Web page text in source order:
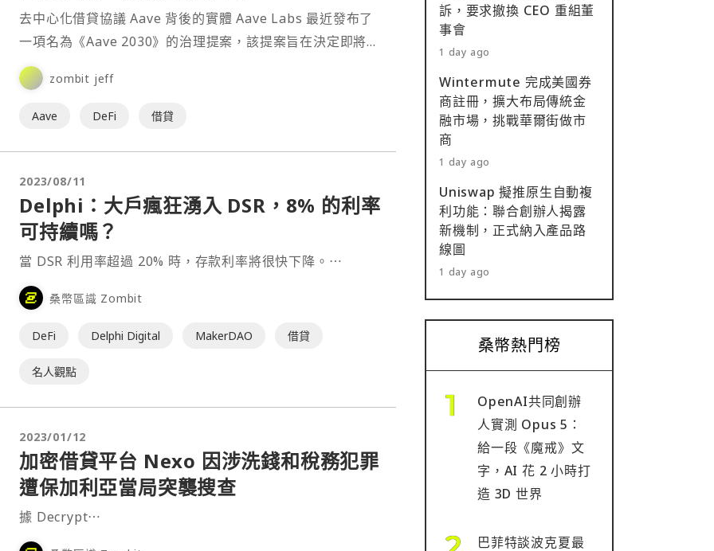
去中心化借貸協議 Aave 背後的實體 Aave Labs 最近發布了
一項名為《Aave 2030》的治理提案，該提案旨在決定即將推
出的 Aave V4 的構建方式，以及未來 Aave 協議的擴展路線。
⋯
zombit jeff
Aave DeFi 借貸
2023/08/11
Delphi：大戶瘋狂湧入 DSR，8% 的利率
可持續嗎？
當 DSR 利用率超過 20% 時，存款利率將很快下降。⋯
桑幣區識 Zombit
DeFi Delphi Digital MakerDAO 借貸
名人觀點
2023/01/12
加密借貸平台 Nexo 因涉洗錢和稅務犯罪
遭保加利亞當局突襲搜查
據 Decrypt⋯
訴，要求撤換 CEO 重組董
事會
1 day ago
Wintermute 完成美國券
商註冊，擴大布局傳統金
融市場，挑戰華爾街做市
商
1 day ago
Uniswap 擬推原生自動複
利功能：聯合創辦人揭露
新機制，正式納入產品路
線圖
1 day ago
桑幣熱門榜
OpenAI共同創辦
人實測 Opus 5：
給一段《魔戒》文
字，AI 花 2 小時打
造 3D 世界
巴菲特談波克夏最